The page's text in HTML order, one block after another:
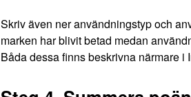
Skriv även ner användningstyp och
marken har blivit betad medan
Båda dessa finns beskrivna närmare i